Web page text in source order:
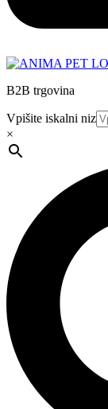
B2B trgovina
Vpišite iskalni niz
×